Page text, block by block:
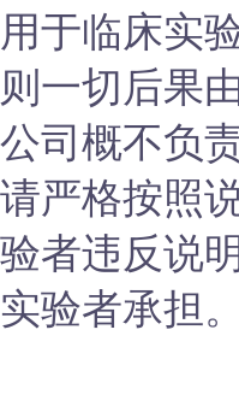
用于临床实
则一切后果
公司概不负责
请严格按照
验者违反说
实验者承担。